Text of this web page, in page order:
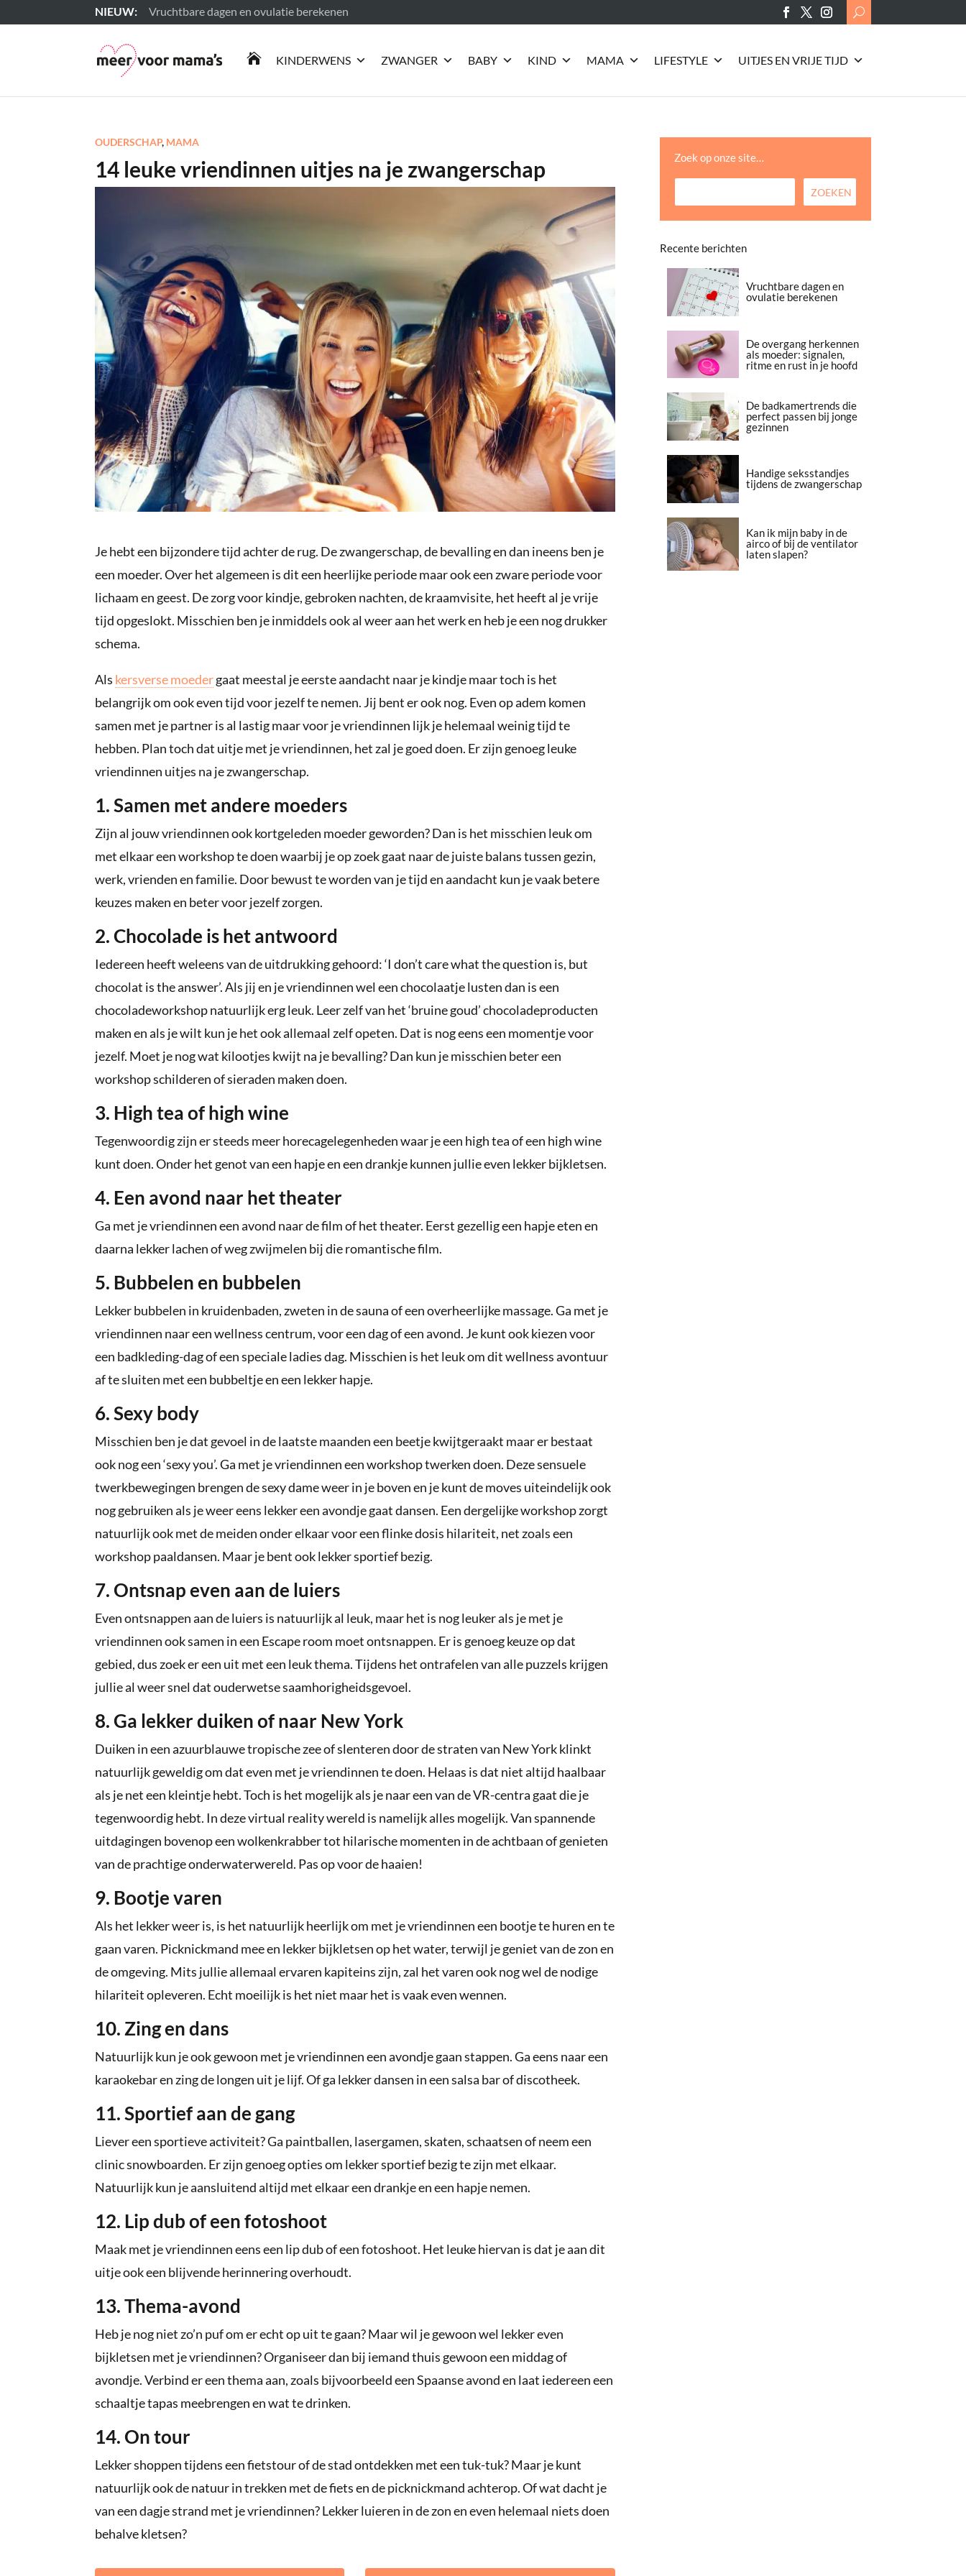
Vruchtbare dagen en ovulatie berekenen
Lees meer
Search
for:
 KINDERWENS ZWANGER BABY KIND MAMA LIFESTYLE UITJES EN VRIJE TIJD
OUDERSCHAP, MAMA
14 leuke vriendinnen uitjes na je zwangerschap
Je hebt een bijzondere tijd achter de rug. De zwangerschap, de bevalling en dan ineens ben je
een moeder. Over het algemeen is dit een heerlijke periode maar ook een zware periode voor
lichaam en geest. De zorg voor kindje, gebroken nachten, de kraamvisite, het heeft al je vrije
tijd opgeslokt. Misschien ben je inmiddels ook al weer aan het werk en heb je een nog drukker
schema.
Als kersverse moedergaat meestal je eerste aandacht naar je kindje maar toch is het
belangrijk om ook even tijd voor jezelf te nemen. Jij bent er ook nog. Even op adem komen
samen met je partner is al lastig maar voor je vriendinnen lijk je helemaal weinig tijd te
hebben. Plan toch dat uitje met je vriendinnen, het zal je goed doen. Er zijn genoeg leuke
vriendinnen uitjes na je zwangerschap.
1. Samen met andere moeders
Zijn al jouw vriendinnen ook kortgeleden moeder geworden? Dan is het misschien leuk om
met elkaar een workshop te doen waarbij je op zoek gaat naar de juiste balans tussen gezin,
werk, vrienden en familie. Door bewust te worden van je tijd en aandacht kun je vaak betere
keuzes maken en beter voor jezelf zorgen.
2. Chocolade is het antwoord
Iedereen heeft weleens van de uitdrukking gehoord: ‘I don’t care what the question is, but
chocolat is the answer’. Als jij en je vriendinnen wel een chocolaatje lusten dan is een
chocoladeworkshop natuurlijk erg leuk. Leer zelf van het ‘bruine goud’ chocoladeproducten
maken en als je wilt kun je het ook allemaal zelf opeten. Dat is nog eens een momentje voor
jezelf. Moet je nog wat kilootjes kwijt na je bevalling? Dan kun je misschien beter een
workshop schilderen of sieraden maken doen.
3. High tea of high wine
Tegenwoordig zijn er steeds meer horecagelegenheden waar je een high tea of een high wine
kunt doen. Onder het genot van een hapje en een drankje kunnen jullie even lekker bijkletsen.
4. Een avond naar het theater
Ga met je vriendinnen een avond naar de film of het theater. Eerst gezellig een hapje eten en
daarna lekker lachen of weg zwijmelen bij die romantische film.
5. Bubbelen en bubbelen
Lekker bubbelen in kruidenbaden, zweten in de sauna of een overheerlijke massage. Ga met je
vriendinnen naar een wellness centrum, voor een dag of een avond. Je kunt ook kiezen voor
een badkleding-dag of een speciale ladies dag. Misschien is het leuk om dit wellness avontuur
af te sluiten met een bubbeltje en een lekker hapje.
6. Sexy body
Misschien ben je dat gevoel in de laatste maanden een beetje kwijtgeraakt maar er bestaat
ook nog een ‘sexy you’. Ga met je vriendinnen een workshop twerken doen. Deze sensuele
twerkbewegingen brengen de sexy dame weer in je boven en je kunt de moves uiteindelijk ook
nog gebruiken als je weer eens lekker een avondje gaat dansen. Een dergelijke workshop zorgt
natuurlijk ook met de meiden onder elkaar voor een flinke dosis hilariteit, net zoals een
workshop paaldansen. Maar je bent ook lekker sportief bezig.
7. Ontsnap even aan de luiers
Even ontsnappen aan de luiers is natuurlijk al leuk, maar het is nog leuker als je met je
vriendinnen ook samen in een Escape room moet ontsnappen. Er is genoeg keuze op dat
gebied, dus zoek er een uit met een leuk thema. Tijdens het ontrafelen van alle puzzels krijgen
jullie al weer snel dat ouderwetse saamhorigheidsgevoel.
8. Ga lekker duiken of naar New York
Duiken in een azuurblauwe tropische zee of slenteren door de straten van New York klinkt
natuurlijk geweldig om dat even met je vriendinnen te doen. Helaas is dat niet altijd haalbaar
als je net een kleintje hebt. Toch is het mogelijk als je naar een van de VR-centra gaat die je
tegenwoordig hebt. In deze virtual reality wereld is namelijk alles mogelijk. Van spannende
uitdagingen bovenop een wolkenkrabber tot hilarische momenten in de achtbaan of genieten
van de prachtige onderwaterwereld. Pas op voor de haaien!
9. Bootje varen
Als het lekker weer is, is het natuurlijk heerlijk om met je vriendinnen een bootje te huren en te
gaan varen. Picknickmand mee en lekker bijkletsen op het water, terwijl je geniet van de zon en
de omgeving. Mits jullie allemaal ervaren kapiteins zijn, zal het varen ook nog wel de nodige
hilariteit opleveren. Echt moeilijk is het niet maar het is vaak even wennen.
10. Zing en dans
Natuurlijk kun je ook gewoon met je vriendinnen een avondje gaan stappen. Ga eens naar een
karaokebar en zing de longen uit je lijf. Of ga lekker dansen in een salsa bar of discotheek.
11. Sportief aan de gang
Liever een sportieve activiteit? Ga paintballen, lasergamen, skaten, schaatsen of neem een
clinic snowboarden. Er zijn genoeg opties om lekker sportief bezig te zijn met elkaar.
Natuurlijk kun je aansluitend altijd met elkaar een drankje en een hapje nemen.
12. Lip dub of een fotoshoot
Maak met je vriendinnen eens een lip dub of een fotoshoot. Het leuke hiervan is dat je aan dit
uitje ook een blijvende herinnering overhoudt.
13. Thema-avond
Heb je nog niet zo’n puf om er echt op uit te gaan? Maar wil je gewoon wel lekker even
bijkletsen met je vriendinnen? Organiseer dan bij iemand thuis gewoon een middag of
avondje. Verbind er een thema aan, zoals bijvoorbeeld een Spaanse avond en laat iedereen een
schaaltje tapas meebrengen en wat te drinken.
14. On tour
Lekker shoppen tijdens een fietstour of de stad ontdekken met een tuk-tuk? Maar je kunt
natuurlijk ook de natuur in trekken met de fiets en de picknickmand achterop. Of wat dacht je
van een dagje strand met je vriendinnen? Lekker luieren in de zon en even helemaal niets doen
behalve kletsen?
Zoek op onze site…
Recente berichten
Vruchtbare dagen en
ovulatie berekenen
De overgang herkennen
als moeder: signalen,
ritme en rust in je hoofd
De badkamertrends die
perfect passen bij jonge
gezinnen
Handige seksstandjes
tijdens de zwangerschap
Kan ik mijn baby in de
airco of bij de ventilator
laten slapen?